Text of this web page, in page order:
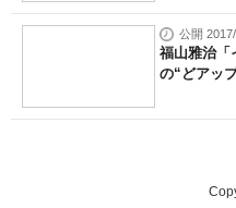
公開
福山雅治
の“どアッ